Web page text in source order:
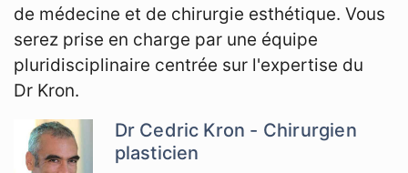
de médecine et de chirurgie esthétique. Vous
serez prise en charge par une équipe
pluridisciplinaire centrée sur l'expertise du
Dr Kron.
Dr Cedric Kron - Chirurgien
plasticien